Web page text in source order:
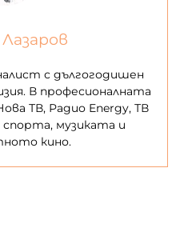
с дългогодишен
В професионалната
ТВ, Радио Energy, ТВ
спорта, музиката и
кино.